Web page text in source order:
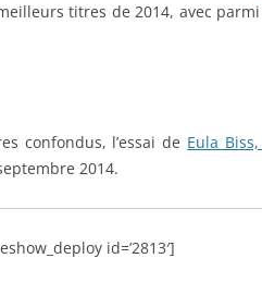
titres de 2014, avec
confondus, l’essai de Eula
2014.
id=’2813′]